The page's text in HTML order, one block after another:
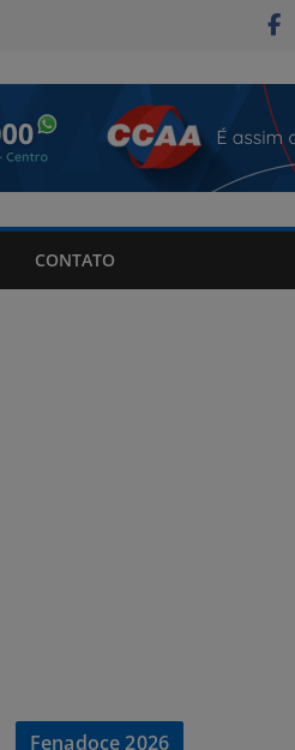
CONTATO
Fenadoce 2026